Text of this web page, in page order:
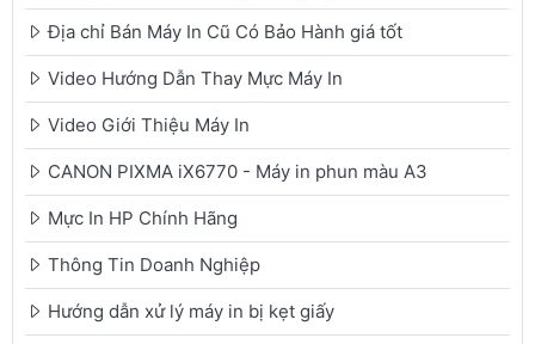
Địa chỉ Bán Máy In Cũ Có Bảo Hành giá tốt
Video Hướng Dẫn Thay Mực Máy In
Video Giới Thiệu Máy In
CANON PIXMA iX6770 - Máy in phun màu A3
Mực In HP Chính Hãng
Thông Tin Doanh Nghiệp
Hướng dẫn xử lý máy in bị kẹt giấy